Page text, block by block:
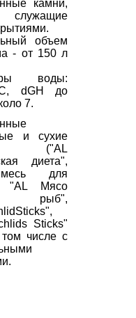
камни,
служащие
объем
- от 150 л
воды:
dGH до
7.
и сухие
("AL
диета",
для
"AL Мясо
рыб",
Sticks"
числе с